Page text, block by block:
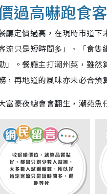
過高嚇跑食客
廳定價過高，在現時市道
流只是短時間多」、「食
」。餐廳主打潮州菜，雖
再地道的風味亦未必合預
富豪夜總會會翻生，潮苑